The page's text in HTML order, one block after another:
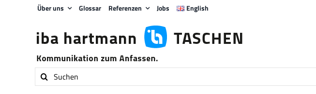
Über uns Glossar Referenzen Jobs English
Suche
nach: